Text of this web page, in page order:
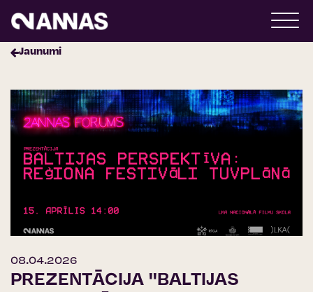
Jaunumi
08.04.2026
PREZENTĀCIJA ''BALTIJAS